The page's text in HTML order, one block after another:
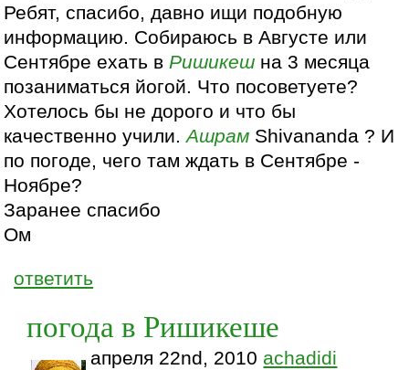
Ребят, спасибо, давно ищи подобную
информацию. Собираюсь в Августе или
Сентябре ехать в Ришикеш на 3 месяца
позаниматься йогой. Что посоветуете?
Хотелось бы не дорого и что бы
качественно учили.Ашрам Shivananda ? И
по погоде, чего там ждать в Сентябре -
Ноябре?
Заранее спасибо
Ом
ответить
погода в Ришикеше
апреля 22nd, 2010 achadidi